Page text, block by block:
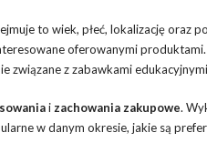
to wiek, płeć, lokalizację oraz
oferowanymi
związane z zabawkami
izachowania zakupowe.
w danym okresie, jakie są